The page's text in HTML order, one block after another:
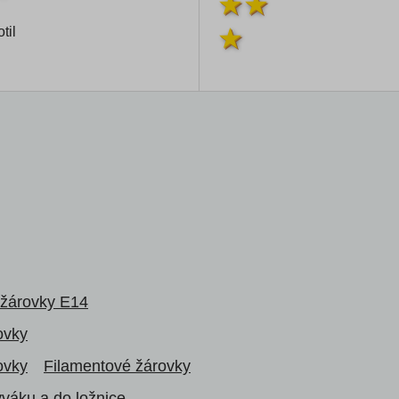
E14
Filamentové žárovky